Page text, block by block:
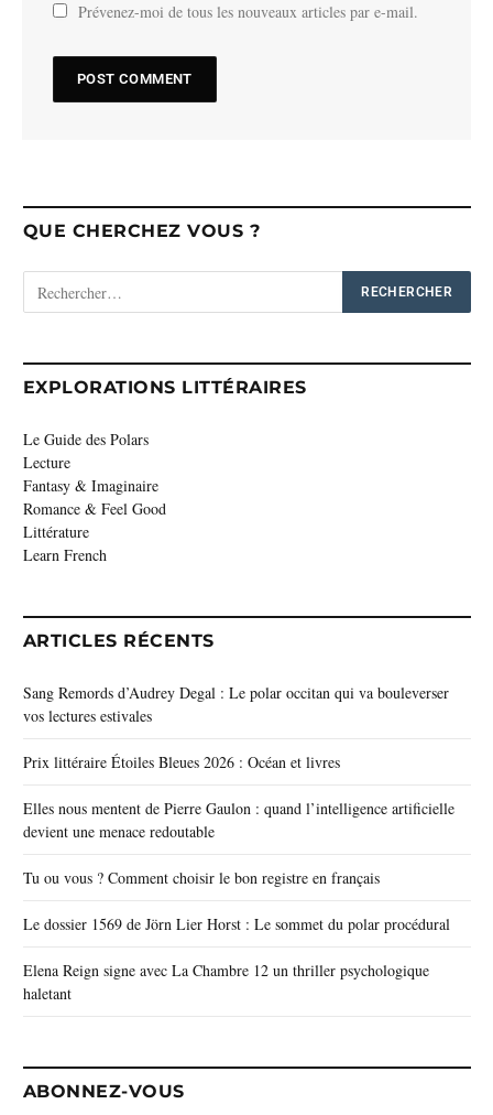
Prévenez-moi de tous les nouveaux articles par e-mail.
QUE CHERCHEZ VOUS ?
EXPLORATIONS LITTÉRAIRES
Le Guide des Polars
Lecture
Fantasy & Imaginaire
Romance & Feel Good
Littérature
Learn French
ARTICLES RÉCENTS
Sang Remords d’Audrey Degal : Le polar occitan qui va bouleverser
vos lectures estivales
Prix littéraire Étoiles Bleues 2026 : Océan et livres
Elles nous mentent de Pierre Gaulon : quand l’intelligence artificielle
devient une menace redoutable
Tu ou vous ? Comment choisir le bon registre en français
Le dossier 1569 de Jörn Lier Horst : Le sommet du polar procédural
Elena Reign signe avec La Chambre 12 un thriller psychologique
haletant
ABONNEZ-VOUS